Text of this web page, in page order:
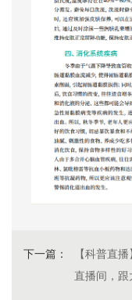
下一篇：
【科普直
直播间，